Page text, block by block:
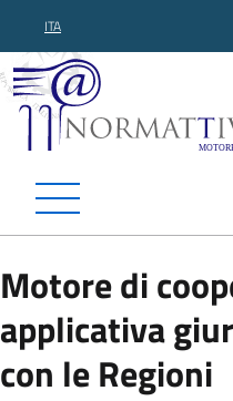
ITA
Motore di
applicativa
con le Regioni